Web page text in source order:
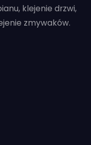
klejenie drzwi,
zmywaków.